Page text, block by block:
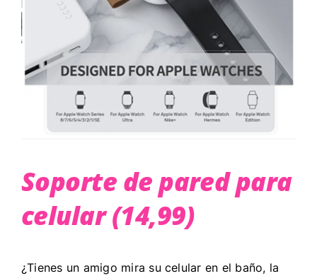
Soporte de pared para
celular (14,99)
¿Tienes un amigo mira su celular en el baño, la